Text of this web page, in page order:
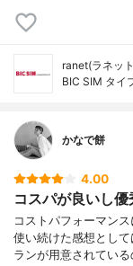
ranet(ラネッ
BIC SIM タイ
かなで餅
4.00
コスパが良いし優
コストパフォーマン
使い続けた感想とし
ランが用意されてい